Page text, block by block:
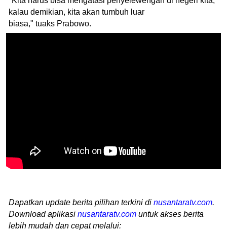
kalau demikian, kita akan tumbuh luar
biasa," tuaks Prabowo.
Dapatkan update berita pilihan terkini di nusantaratv.com.
Download aplikasi nusantaratv.com untuk akses berita
lebih mudah dan cepat melalui: